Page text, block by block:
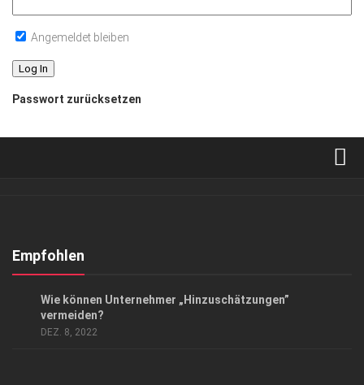
Angemeldet bleiben
Passwort zurücksetzen
Kontakt, Impressum
AGB
Empfohlen
Wie können Unternehmer „Hinzuschätzungen”
vermeiden?
DEZ. 8, 2022